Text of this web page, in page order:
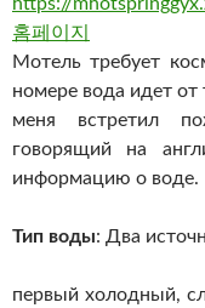
홈페이지
Мотель требует
номере вода идет
меня встретил
говорящий на
информацию о воде.
Тип воды: Два
первый холодный,